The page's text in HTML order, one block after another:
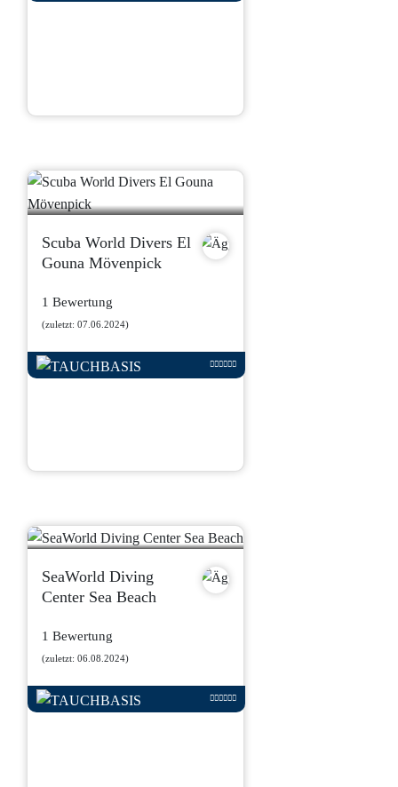
Scuba World Divers El
Gouna Mövenpick
1 Bewertung
(zuletzt: 07.06.2024)
SeaWorld Diving
Center Sea Beach
1 Bewertung
(zuletzt: 06.08.2024)